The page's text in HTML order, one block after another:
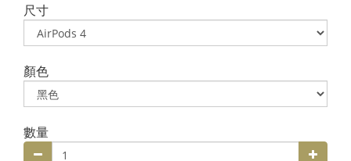
尺寸
顏色
數量